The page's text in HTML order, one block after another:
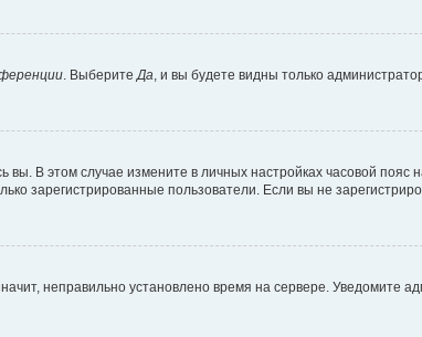
. Выберите Да , и вы будете видны только
В этом случае измените в личных настройках часовой пояс
зарегистрированные пользователи. Если вы не
неправильно установлено время на сервере. Уведомите